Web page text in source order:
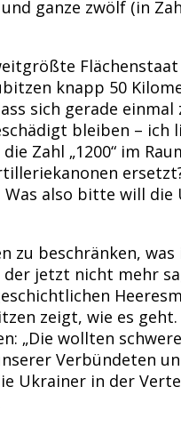
ganze zwölf (in
knapp 50
sich gerade
bleiben – ich
Zahl „1200“ im
also bitte will
zu beschränken,
jetzt nicht mehr
zeigt, wie es
„Die wollten
Verbündeten
Ukrainer in der